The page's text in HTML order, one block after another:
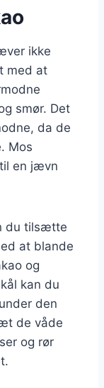
ikke
med at
smør. Det
da de
Mos
en jævn
du tilsætte
at blande
og
kan du
den
de våde
og rør